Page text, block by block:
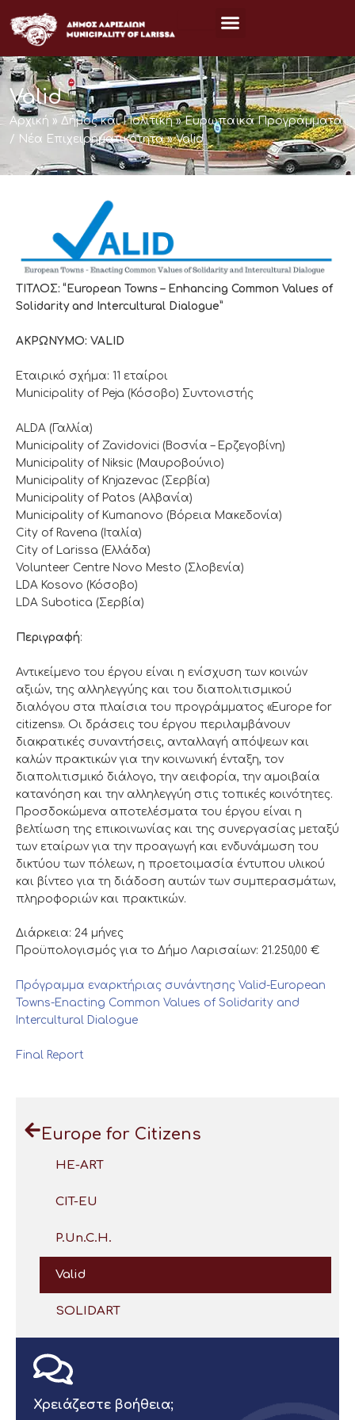
στο
περιεχόμενο
Valid
Αρχική » Δήμος και Πολιτική»Ευρωπαϊκά Προγράμματα
/ Νέα Επιχειρηματικότητα»Valid
ΤΙΤΛΟΣ: “European Towns – Enhancing Common Values of
Solidarity and Intercultural Dialogue”
ΑΚΡΩΝΥΜΟ: VALID
Εταιρικό σχήμα: 11 εταίροι
Municipality of Peja (Κόσοβο) Συντονιστής
ALDA (Γαλλία)
Municipality of Zavidovici (Βοσνία – Ερζεγοβίνη)
Municipality of Niksic (Μαυροβούνιο)
Municipality of Knjazevac (Σερβία)
Municipality of Patos (Αλβανία)
Municipality of Kumanovo (Βόρεια Μακεδονία)
City of Ravena (Ιταλία)
City of Larissa (Ελλάδα)
Volunteer Centre Novo Mesto (Σλοβενία)
LDA Kosovo (Κόσοβο)
LDA Subotica (Σερβία)
Περιγραφή:
Αντικείμενο του έργου είναι η ενίσχυση των κοινών
αξιών, της αλληλεγγύης και του διαπολιτισμικού
διαλόγου στα πλαίσια του προγράμματος «Europe for
citizens». Οι δράσεις του έργου περιλαμβάνουν
διακρατικές συναντήσεις, ανταλλαγή απόψεων και
καλών πρακτικών για την κοινωνική ένταξη, τον
διαπολιτισμικό διάλογο, την αειφορία, την αμοιβαία
κατανόηση και την αλληλεγγύη στις τοπικές κοινότητες.
Προσδοκώμενα αποτελέσματα του έργου είναι η
βελτίωση της επικοινωνίας και της συνεργασίας μεταξύ
των εταίρων για την προαγωγή και ενδυνάμωση του
δικτύου των πόλεων, η προετοιμασία έντυπου υλικού
και βίντεο για τη διάδοση αυτών των συμπερασμάτων,
πληροφοριών και πρακτικών.
Διάρκεια: 24 μήνες
Προϋπολογισμός για το Δήμο Λαρισαίων: 21.250,00 €
Πρόγραμμα εναρκτήριας συνάντησης Valid-European
Towns-Enacting Common Values of Solidarity and
Intercultural Dialogue
Final Report
Europe for Citizens
HE-ART
CIT-EU
P.Un.C.H.
Valid
SOLIDART
Χρειάζεστε βοήθεια;